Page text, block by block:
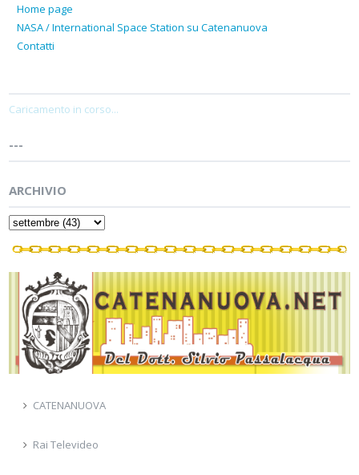
Home page
NASA / International Space Station su Catenanuova
Contatti
Caricamento in corso...
---
ARCHIVIO
CATENANUOVA
Rai Televideo